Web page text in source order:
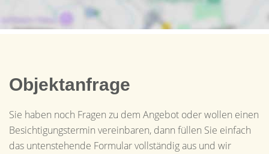
Objektanfrage
Sie haben noch Fragen zu dem Angebot oder wollen einen
Besichtigungstermin vereinbaren, dann füllen Sie einfach
das untenstehende Formular vollständig aus und wir